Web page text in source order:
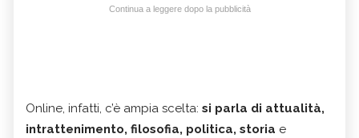
Continua a leggere dopo la pubblicità
Online, infatti, c’è ampia scelta: si parla di attualità,
intrattenimento, filosofia, politica, storia e